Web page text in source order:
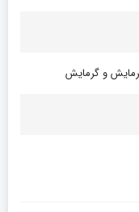
و گرمایش